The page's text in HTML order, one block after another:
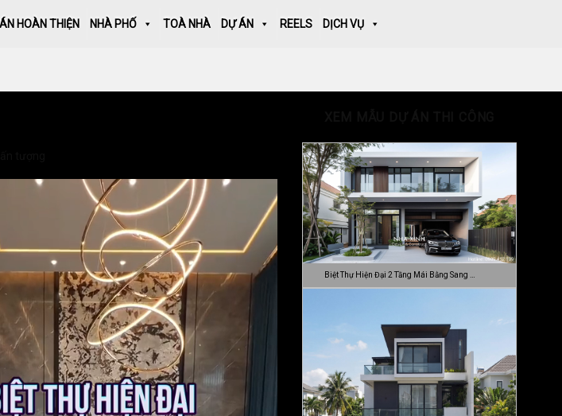
HOÀN THIỆN NHÀ PHỐ TOÀ NHÀ DỰ ÁN REELS DỊCH VỤ
Biệt Thự Hiện Đại 2 Tầng Mái Bằng Sang …